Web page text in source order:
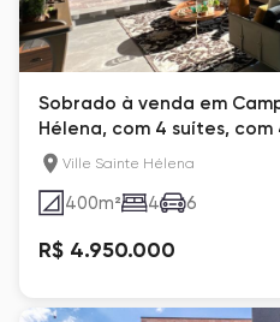
Sobrado à venda em
Hélena, com 4 suítes, com
Hélène
Ville Sainte Hélena
400m² 4 6
R$ 4.950.000